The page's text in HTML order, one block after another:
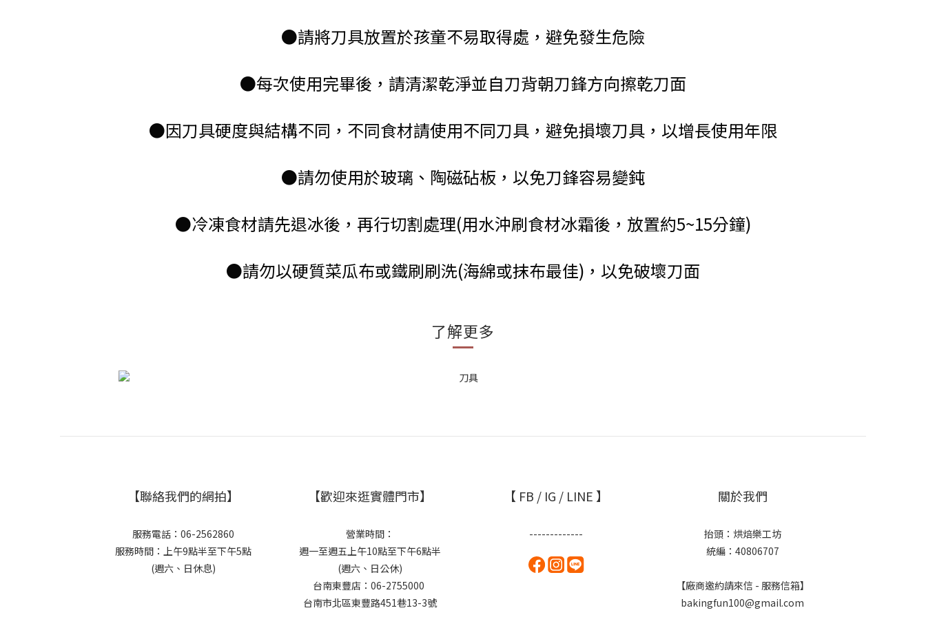
●請將刀具放置於孩童不易取得處，避免發生危險
●每次使用完畢後，請清潔乾淨並自刀背朝刀鋒方向擦乾刀面
●因刀具硬度與結構不同，不同食材請使用不同刀具，避免損壞刀具，以增長使用年限
●請勿使用於玻璃、陶磁砧板，以免刀鋒容易變鈍
●冷凍食材請先退冰後，再行切割處理(用水沖刷食材冰霜後，放置約5~15分鐘)
●請勿以硬質菜瓜布或鐵刷刷洗(海綿或抹布最佳)，以免破壞刀面
了解更多
【聯絡我們的網拍】
服務電話：06-2562860
服務時間：上午9點半至下午5點
(週六、日休息)
【歡迎來逛實體門市】
營業時間：
週一至週五上午10點至下午6點半
(週六、日公休)
台南東豐店：06-2755000
台南市北區東豐路451巷13-3號
【 FB / IG / LINE 】
-------------
關於我們
抬頭：烘焙樂工坊
統編：40806707
【廠商邀約請來信 - 服務信箱】
bakingfun100@gmail.com